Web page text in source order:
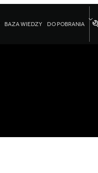
BAZA WIEDZY DO POBRANIA